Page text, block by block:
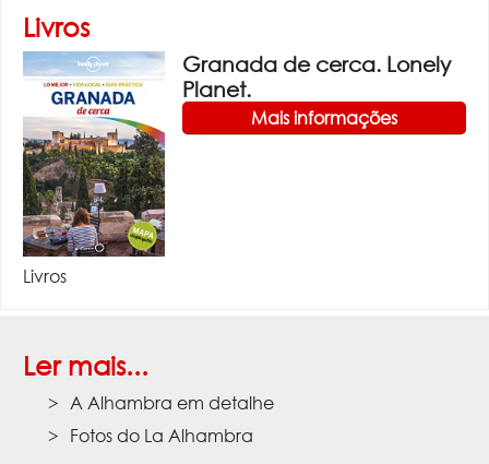
Livros
Granada de cerca. Lonely
Planet.
Mais informações
Livros
Ler mais...
A Alhambra em detalhe
Fotos do La Alhambra